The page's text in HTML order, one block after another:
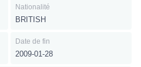
Nationalité
BRITISH
Date de fin
2009-01-28